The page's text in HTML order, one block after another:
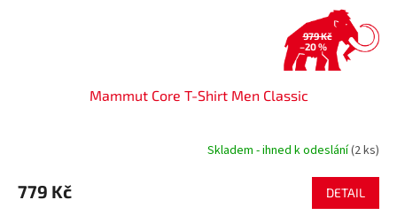
979 Kč
–20 %
Mammut Core T-Shirt Men Classic
Skladem - ihned k odeslání(2 ks)
779 Kč DETAIL